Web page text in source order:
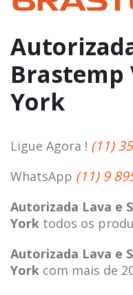
Brastemp
York
Ligue Agora ! (11)
WhatsApp (11) 9
Autorizada Lava e
York todos os
Autorizada Lava e
York com mais de